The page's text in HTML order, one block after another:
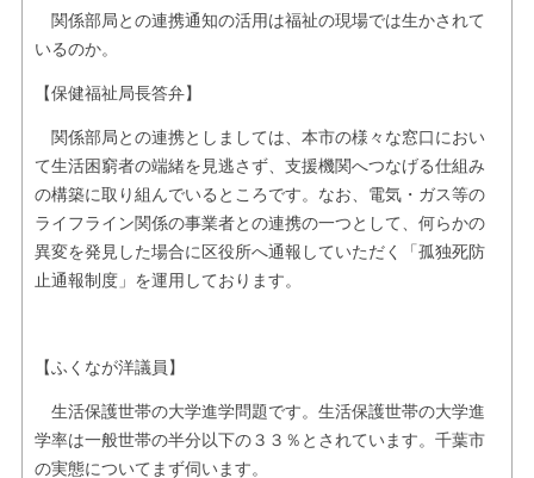
関係部局との連携通知の活用は福祉の現場では生かされて
いるのか。
【保健福祉局長答弁】
関係部局との連携としましては、本市の様々な窓口におい
て生活困窮者の端緒を見逃さず、支援機関へつなげる仕組み
の構築に取り組んでいるところです。なお、電気・ガス等の
ライフライン関係の事業者との連携の一つとして、何らかの
異変を発見した場合に区役所へ通報していただく「孤独死防
止通報制度」を運用しております。
【ふくなが洋議員】
生活保護世帯の大学進学問題です。生活保護世帯の大学進
学率は一般世帯の半分以下の３３％とされています。千葉市
の実態についてまず伺います。